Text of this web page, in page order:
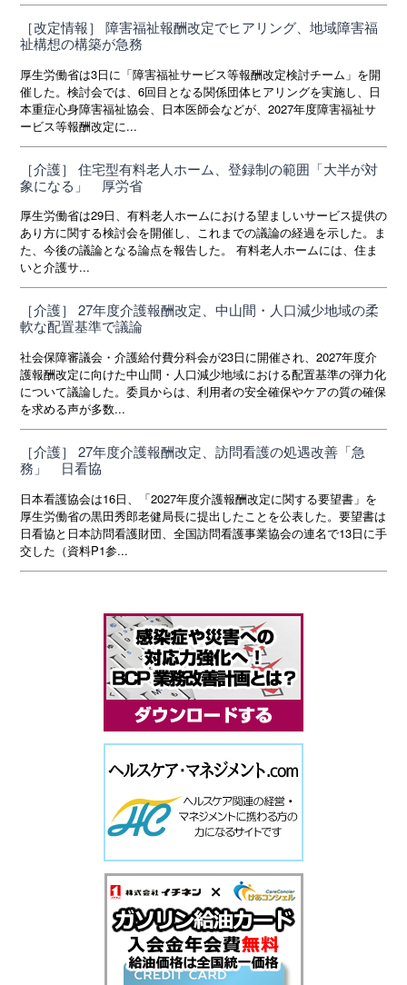
［改定情報］ 障害福祉報酬改定でヒアリング、地域障害福
祉構想の構築が急務
厚生労働省は3日に「障害福祉サービス等報酬改定検討チーム」を開
催した。検討会では、6回目となる関係団体ヒアリングを実施し、日
本重症心身障害福祉協会、日本医師会などが、2027年度障害福祉サ
ービス等報酬改定に...
［介護］ 住宅型有料老人ホーム、登録制の範囲「大半が対
象になる」 厚労省
厚生労働省は29日、有料老人ホームにおける望ましいサービス提供の
あり方に関する検討会を開催し、これまでの議論の経過を示した。ま
た、今後の議論となる論点を報告した。 有料老人ホームには、住ま
いと介護サ...
［介護］ 27年度介護報酬改定、中山間・人口減少地域の柔
軟な配置基準で議論
社会保障審議会・介護給付費分科会が23日に開催され、2027年度介
護報酬改定に向けた中山間・人口減少地域における配置基準の弾力化
について議論した。委員からは、利用者の安全確保やケアの質の確保
を求める声が多数...
［介護］ 27年度介護報酬改定、訪問看護の処遇改善「急
務」 日看協
日本看護協会は16日、「2027年度介護報酬改定に関する要望書」を
厚生労働省の黒田秀郎老健局長に提出したことを公表した。要望書は
日看協と日本訪問看護財団、全国訪問看護事業協会の連名で13日に手
交した（資料P1参...